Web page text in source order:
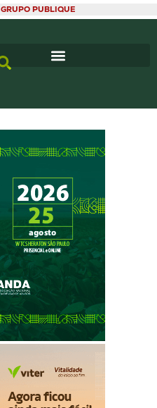
GRUPO PUBLIQUE